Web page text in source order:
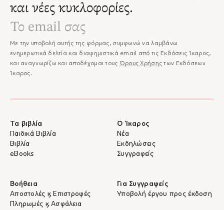
και νέες κυκλοφορίες.
Με την υποβολή αυτής της φόρμας, συμφωνώ να λαμβάνω
ενημερωτικά δελτία και διαφημιστικά email από τις Εκδόσεις Ίκαρος,
και αναγνωρίζω και αποδέχομαι τους Όρους Χρήσης των Εκδόσεων
Ίκαρος.
Τα βιβλία
Παιδικά Βιβλία
Βιβλία
eBooks
Ο Ίκαρος
Νέα
Εκδηλώσεις
Συγγραφείς
Βοήθεια
Αποστολές & Επιστροφές
Πληρωμές & Ασφάλεια
Για Συγγραφείς
Υποβολή έργου προς έκδοση